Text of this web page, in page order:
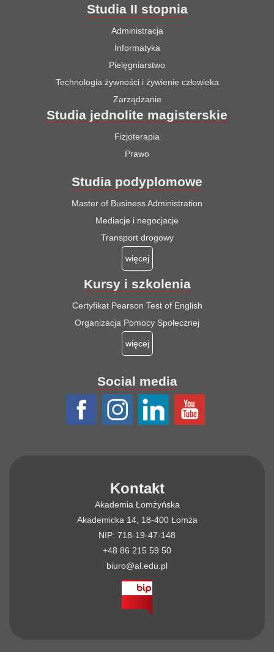
Studia II stopnia
Administracja
Informatyka
Pielęgniarstwo
Technologia żywności i żywienie człowieka
Zarządzanie
Studia jednolite magisterskie
Fizjoterapia
Prawo
Studia podyplomowe
Master of Business Administration
Mediacje i negocjacje
Transport drogowy
więcej
Kursy i szkolenia
Certyfikat Pearson Test of English
Organizacja Pomocy Społecznej
więcej
Social media
Kontakt
Akademia Łomżyńska
Akademicka 14, 18-400 Łomża
NIP: 718-19-47-148
+48 86 215 59 50
biuro@al.edu.pl